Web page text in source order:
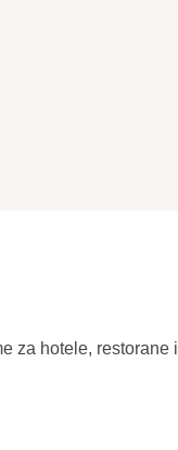
za hotele, restorane i